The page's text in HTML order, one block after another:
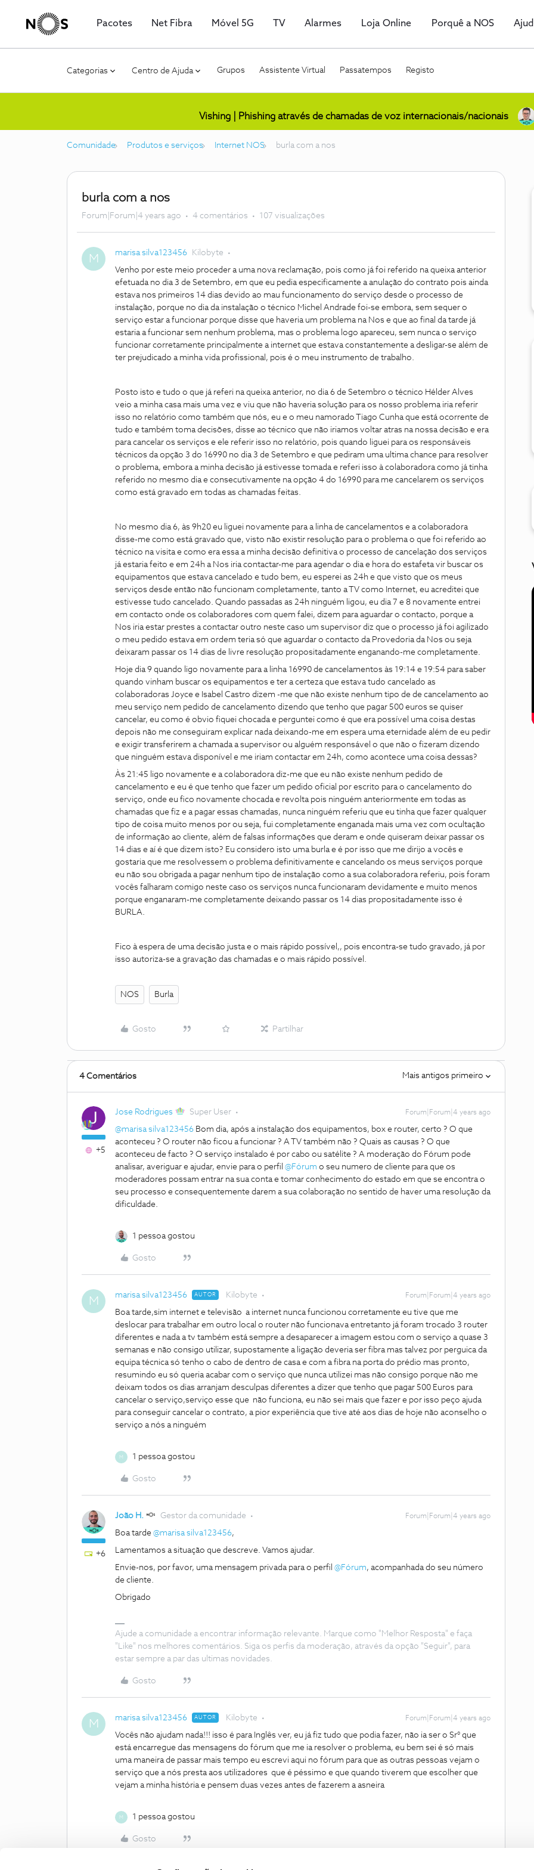
Pacotes Net Fibra Móvel 5G TV Alarmes Loja Online Porquê a NOS
Categorias Centro de Ajuda Grupos Assistente Virtual Passatempos Registo
Vishing | Phishing através de chamadas de voz internacionais/nacionais
Comunidade Produtos e serviços Internet NOS burla com a nos
burla com a nos
Forum|Forum|4 years ago 4 comentários 107 visualizações
M marisa silva123456 Kilobyte
Venho por este meio proceder a uma nova reclamação, pois como já foi referido na queixa anterior
efetuada no dia 3 de Setembro, em que eu pedia especificamente a anulação do contrato pois ainda
estava nos primeiros 14 dias devido ao mau funcionamento do serviço desde o processo de
instalação, porque no dia da instalação o técnico Michel Andrade foi-se embora, sem sequer o
serviço estar a funcionar porque disse que haveria um problema na Nos e que ao final da tarde já
estaria a funcionar sem nenhum problema, mas o problema logo apareceu, sem nunca o serviço
funcionar corretamente principalmente a internet que estava constantemente a desligar-se além de
ter prejudicado a minha vida profissional, pois é o meu instrumento de trabalho.
Posto isto e tudo o que já referi na queixa anterior, no dia 6 de Setembro o técnico Hélder Alves
veio a minha casa mais uma vez e viu que não haveria solução para os nosso problema iria referir
isso no relatório como também que nós, eu e o meu namorado Tiago Cunha que está ocorrente de
tudo e também toma decisões, disse ao técnico que não iriamos voltar atras na nossa decisão e era
para cancelar os serviços e ele referir isso no relatório, pois quando liguei para os responsáveis
técnicos da opção 3 do 16990 no dia 3 de Setembro e que pediram uma ultima chance para resolver
o problema, embora a minha decisão já estivesse tomada e referi isso à colaboradora como já tinha
referido no mesmo dia e consecutivamente na opção 4 do 16990 para me cancelarem os serviços
como está gravado em todas as chamadas feitas.
No mesmo dia 6, às 9h20 eu liguei novamente para a linha de cancelamentos e a colaboradora
disse-me como está gravado que, visto não existir resolução para o problema o que foi referido ao
técnico na visita e como era essa a minha decisão definitiva o processo de cancelação dos serviços
já estaria feito e em 24h a Nos iria contactar-me para agendar o dia e hora do estafeta vir buscar os
equipamentos que estava cancelado e tudo bem, eu esperei as 24h e que visto que os meus
serviços desde então não funcionam completamente, tanto a TV como Internet, eu acreditei que
estivesse tudo cancelado. Quando passadas as 24h ninguém ligou, eu dia 7 e 8 novamente entrei
em contacto onde os colaboradores com quem falei, dizem para aguardar o contacto, porque a
Nos iria estar prestes a contactar outro neste caso um supervisor diz que o processo já foi agilizado
o meu pedido estava em ordem teria só que aguardar o contacto da Provedoria da Nos ou seja
deixaram passar os 14 dias de livre resolução propositadamente enganando-me completamente.
Hoje dia 9 quando ligo novamente para a linha 16990 de cancelamentos às 19:14 e 19:54 para saber
quando vinham buscar os equipamentos e ter a certeza que estava tudo cancelado as
colaboradoras Joyce e Isabel Castro dizem -me que não existe nenhum tipo de de cancelamento ao
meu serviço nem pedido de cancelamento dizendo que tenho que pagar 500 euros se quiser
cancelar, eu como é obvio fiquei chocada e perguntei como é que era possível uma coisa destas
depois não me conseguiram explicar nada deixando-me em espera uma eternidade além de eu pedir
e exigir transferirem a chamada a supervisor ou alguém responsável o que não o fizeram dizendo
que ninguém estava disponível e me iriam contactar em 24h, como acontece uma coisa dessas?
Às 21:45 ligo novamente e a colaboradora diz-me que eu não existe nenhum pedido de
cancelamento e eu é que tenho que fazer um pedido oficial por escrito para o cancelamento do
serviço, onde eu fico novamente chocada e revolta pois ninguém anteriormente em todas as
chamadas que fiz e a pagar essas chamadas, nunca ninguém referiu que eu tinha que fazer qualquer
tipo de coisa muito menos por ou seja, fui completamente enganada mais uma vez com ocultação
de informação ao cliente, além de falsas informações que deram e onde quiseram deixar passar os
14 dias e aí é que dizem isto? Eu considero isto uma burla e é por isso que me dirijo a vocês e
gostaria que me resolvessem o problema definitivamente e cancelando os meus serviços porque
eu não sou obrigada a pagar nenhum tipo de instalação como a sua colaboradora referiu, pois foram
vocês falharam comigo neste caso os serviços nunca funcionaram devidamente e muito menos
porque enganaram-me completamente deixando passar os 14 dias propositadamente isso é
BURLA.
Fico à espera de uma decisão justa e o mais rápido possível,, pois encontra-se tudo gravado, já por
isso autoriza-se a gravação das chamadas e o mais rápido possível.
NOS Burla
Gosto Partilhar
4 Comentários Mais antigos primeiro
+5
Jose Rodrigues Super User Forum|Forum|4 years ago
@marisa silva123456 Bom dia, após a instalação dos equipamentos, box e router, certo ? O que
aconteceu ? O router não ficou a funcionar ? A TV também não ? Quais as causas ? O que
aconteceu de facto ? O serviço instalado é por cabo ou satélite ? A moderação do Fórum pode
analisar, averiguar e ajudar, envie para o perfil @Fórum o seu numero de cliente para que os
moderadores possam entrar na sua conta e tomar conhecimento do estado em que se encontra o
seu processo e consequentemente darem a sua colaboração no sentido de haver uma resolução da
dificuldade.
1 pessoa gostou
Gosto
M marisa silva123456 AUTOR Kilobyte Forum|Forum|4 years ago
Boa tarde,sim internet e televisão a internet nunca funcionou corretamente eu tive que me
deslocar para trabalhar em outro local o router não funcionava entretanto já foram trocado 3 router
diferentes e nada a tv também está sempre a desaparecer a imagem estou com o serviço a quase 3
semanas e não consigo utilizar, supostamente a ligação deveria ser fibra mas talvez por perguica da
equipa técnica só tenho o cabo de dentro de casa e com a fibra na porta do prédio mas pronto,
resumindo eu só queria acabar com o serviço que nunca utilizei mas não consigo porque não me
deixam todos os dias arranjam desculpas diferentes a dizer que tenho que pagar 500 Euros para
cancelar o serviço,serviço esse que não funciona, eu não sei mais que fazer e por isso peço ajuda
para conseguir cancelar o contrato, a pior experiência que tive até aos dias de hoje não aconselho o
serviço a nós a ninguém
M 1 pessoa gostou
Gosto
+6
João H. Gestor da comunidade Forum|Forum|4 years ago
Boa tarde @marisa silva123456,
Lamentamos a situação que descreve. Vamos ajudar.
Envie-nos, por favor, uma mensagem privada para o perfil @Fórum, acompanhada do seu número
de cliente.
Obrigado
Ajude a comunidade a encontrar informação relevante. Marque como "Melhor Resposta" e faça
"Like" nos melhores comentários. Siga os perfis da moderação, através da opção "Seguir", para
estar sempre a par das ultimas novidades.
Gosto
M marisa silva123456 AUTOR Kilobyte Forum|Forum|4 years ago
Vocês não ajudam nada!!! isso é para Inglês ver, eu já fiz tudo que podia fazer, não ia ser o Sr° que
está encarregue das mensagens do fórum que me ia resolver o problema, eu bem sei é só mais
uma maneira de passar mais tempo eu escrevi aqui no fórum para que as outras pessoas vejam o
serviço que a nós presta aos utilizadores que é péssimo e que quando tiverem que escolher que
vejam a minha história e pensem duas vezes antes de fazerem a asneira
M 1 pessoa gostou
Gosto